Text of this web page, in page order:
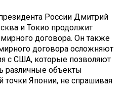
России Дмитрий
и Токио продолжит
договора. Он также
договора осложняют
с США, которые позволяют
различные объекты
точки Японии, не спрашивая